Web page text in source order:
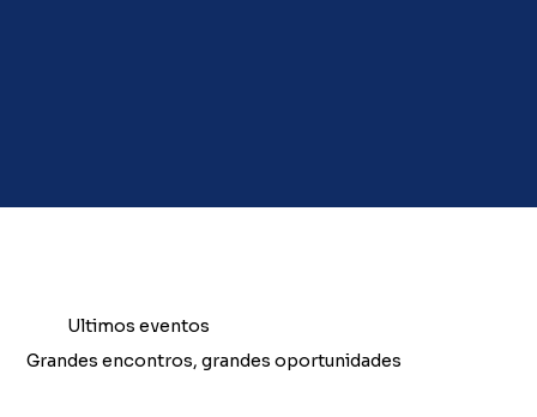
Ultimos eventos
Grandes encontros, grandes oportunidades